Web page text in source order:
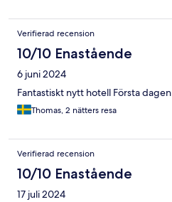
Verifierad recension
10/10 Enastående
6 juni 2024
Fantastiskt nytt hotell Första dagen
Thomas, 2 nätters resa
Verifierad recension
10/10 Enastående
17 juli 2024